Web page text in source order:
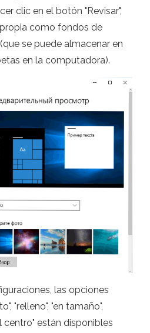
clic en el botón "Revisar",
como fondos de
se puede almacenar en
en la computadora).
las opciones
"relleno", "en tamaño",
centro" están disponibles